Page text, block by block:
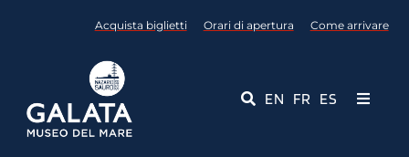
Acquista biglietti Orari di apertura Come arrivare
EN FR ES
Toggle